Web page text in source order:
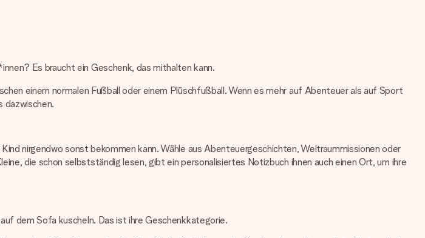
Es braucht ein Geschenk, das mithalten kann.
einem normalen Fußball oder einem Plüschfußball. Wenn es mehr auf Abenteuer als auf Sport
dazwischen.
nirgendwo sonst bekommen kann. Wähle aus Abenteuergeschichten, Weltraummissionen oder
die schon selbstständig lesen, gibt ein personalisiertes Notizbuch ihnen auch einen Ort, um ihre
dem Sofa kuscheln. Das ist ihre Geschenkkategorie.